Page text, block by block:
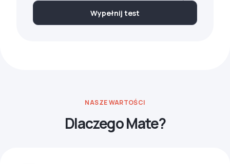
Wypełnij test
NASZE WARTOŚCI
Dlaczego Mate?